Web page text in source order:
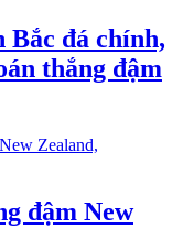
đá chính,
thắng đậm
đậm New